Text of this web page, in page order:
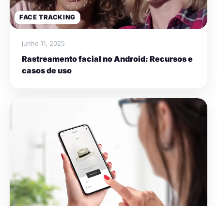
FACE TRACKING
junho 11, 2025
Rastreamento facial no Android: Recursos e
casos de uso